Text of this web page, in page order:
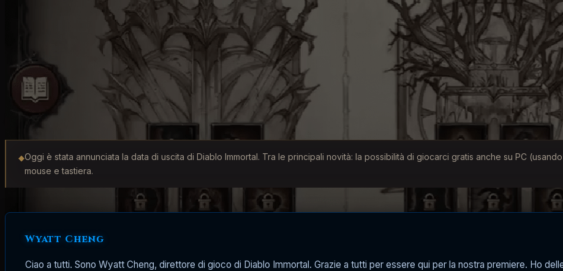
data uscita
◆Oggi è stata annunciata la data di uscita di Diablo Immortal. Tra le principali novità: la possibilità di giocarci gratis anche su PC
mouse e tastiera.
Wyatt Cheng
Ciao a tutti. Sono Wyatt Cheng, direttore di gioco di Diablo Immortal. Grazie a tutti per essere qui per la nostra premiere. Ho